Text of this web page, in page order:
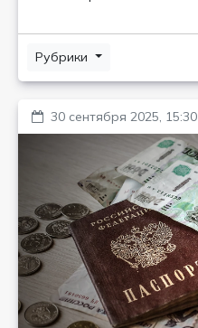
Рубрики
30 сентября 2025, 15:30